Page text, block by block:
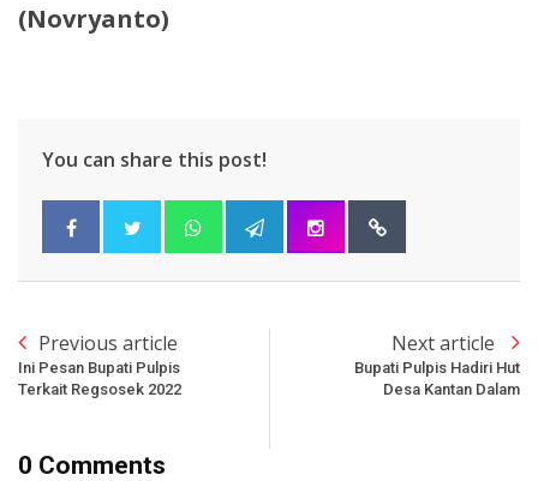
(Novryanto)
You can share this post!
Previous article
Ini Pesan Bupati Pulpis
Terkait Regsosek 2022
Next article
Bupati Pulpis Hadiri Hut
Desa Kantan Dalam
0 Comments